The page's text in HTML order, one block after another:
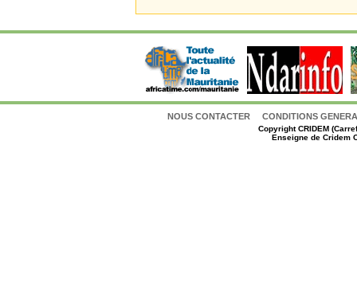
NOUS CONTACTER CONDITIONS
CopyrightCRIDEM
Enseigne de Cridem